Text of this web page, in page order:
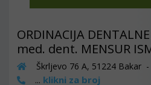
ORDINACIJA
med. dent. MENSUR
Škrljevo 76 A, 51224 Bakar
... klikni za broj